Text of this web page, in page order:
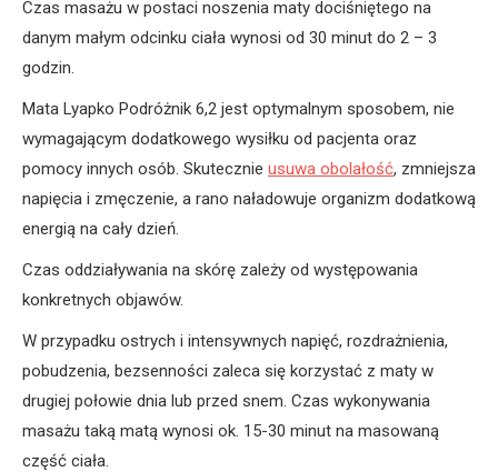
Czas masażu w postaci noszenia maty dociśniętego na
danym małym odcinku ciała wynosi od 30 minut do 2 – 3
godzin.
Mata Lyapko Podróżnik 6,2 jest optymalnym sposobem, nie
wymagającym dodatkowego wysiłku od pacjenta oraz
pomocy innych osób. Skutecznie usuwa obolałość, zmniejsza
napięcia i zmęczenie, a rano naładowuje organizm dodatkową
energią na cały dzień.
Czas oddziaływania na skórę zależy od występowania
konkretnych objawów.
W przypadku ostrych i intensywnych napięć, rozdrażnienia,
pobudzenia, bezsenności zaleca się korzystać z maty w
drugiej połowie dnia lub przed snem. Czas wykonywania
masażu taką matą wynosi ok. 15-30 minut na masowaną
część ciała.